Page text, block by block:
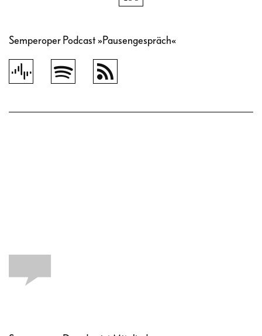
Semperoper Podcast »Pausengespräch«